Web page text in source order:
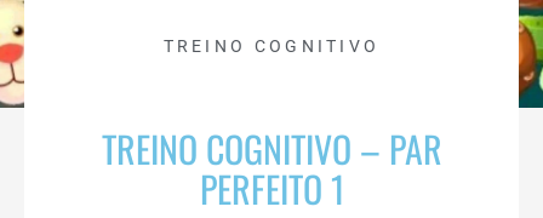
TREINO COGNITIVO
TREINO COGNITIVO – PAR
PERFEITO 1